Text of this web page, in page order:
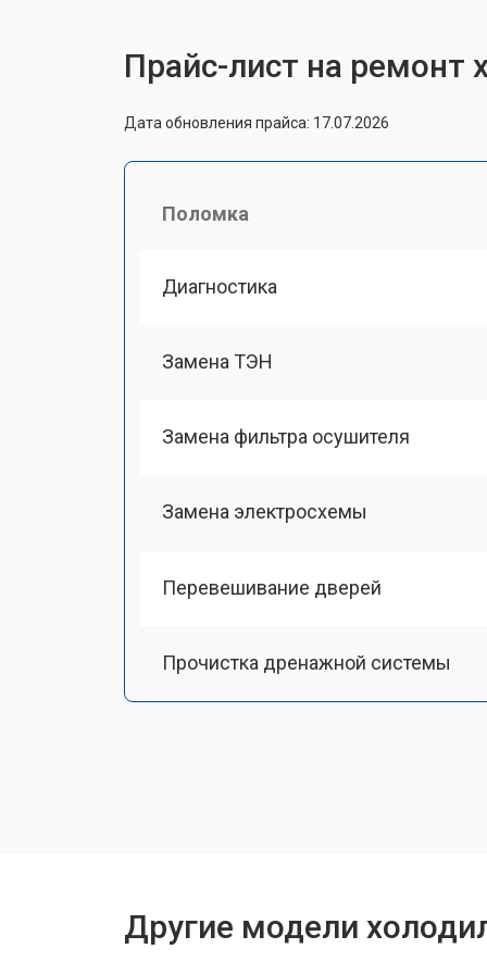
Прайс-лист на ремонт
Дата обновления прайса: 17.07.2026
Поломка
Диагностика
Замена ТЭН
Замена фильтра осушителя
Замена электросхемы
Перевешивание дверей
Прочистка дренажной системы
Другие модели